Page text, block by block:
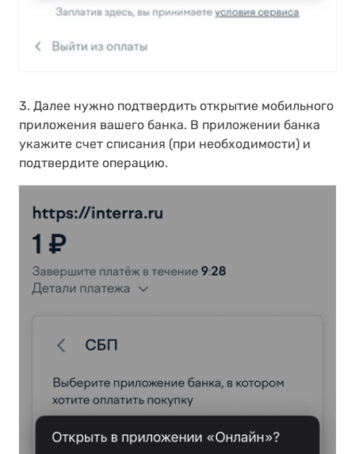
3. Далее нужно подтвердить открытие мобильного
приложения вашего банка. В приложении банка
укажите счет списания (при необходимости) и
подтвердите операцию.